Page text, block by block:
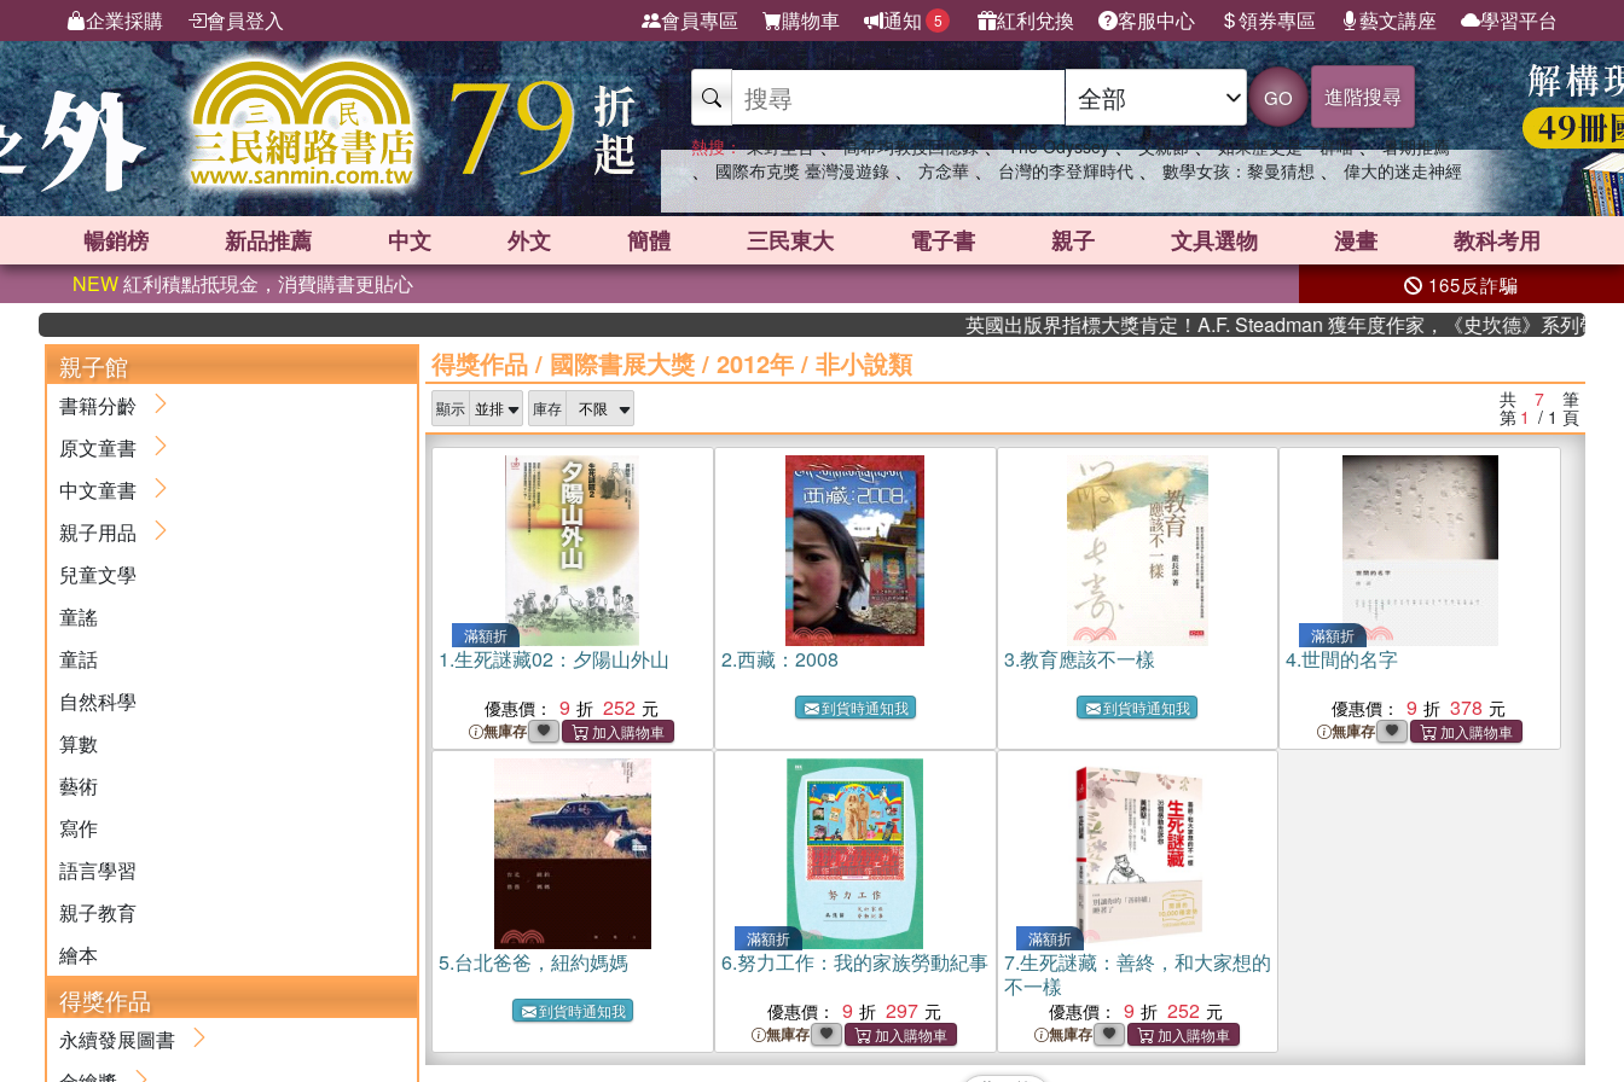
企業採購 會員登入 會員專區 購物車 通知 5 紅利兌換 客服中心 領券專區 藝文講座 學習平台
GO 進階搜尋
熱搜： 東野圭吾 、 高希均教授回憶錄 、 The Odyssey 、 父親節 、 如果歷史是一群喵 、 暑期推薦
、 國際布克獎 臺灣漫遊錄 、 方念華 、 台灣的李登輝時代 、 數學女孩：黎曼猜想 、 偉大的迷走神經
暢銷榜 新品推薦 中文 外文 簡體 三民東大 電子書 親子 文具選物 漫畫 教科考用
NEW紅利積點抵現金，消費購書更貼心 165反詐騙
英國出版界指標大獎肯定！A.F. Steadman 獲年度作家，《史坎德》系列帶你踏上熱血
親子館
書籍分齡
原文童書
中文童書
親子用品
兒童文學
童謠
童話
自然科學
算數
藝術
寫作
語言學習
親子教育
繪本
得獎作品
永續發展圖書
得獎作品 / 國際書展大獎 / 2012年 / 非小說類
顯示 庫存 共 7 筆
第 1 / 1 頁
滿額折
1.生死謎藏02：夕陽山外山
優惠價： 9 252
無庫存
2.西藏：2008
到貨時通知我
3.教育應該不一樣
到貨時通知我
滿額折
4.世間的名字
優惠價： 9 378
無庫存
5.台北爸爸，紐約媽媽
到貨時通知我
滿額折
6.努力工作：我的家族勞動紀事
優惠價： 9 297
無庫存
滿額折
7.生死謎藏：善終，和大家想的
不一樣
優惠價： 9 252
無庫存